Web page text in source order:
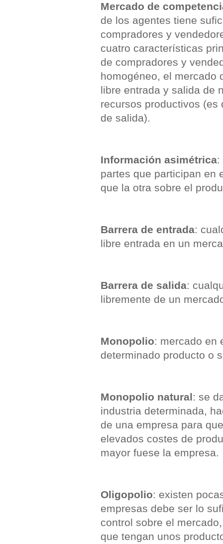
Mercado de
de los agentes tiene
compradores y
cuatro características
de compradores y
homogéneo, el mercado
libre entrada y salida de
recursos productivos (es
de salida).
Información asimétrica:
partes que participan en
que la otra sobre el
Barrera de entrada:
libre entrada en un
Barrera de salida:
libremente de un
Monopolio: mercado en
determinado producto o
Monopolio natural: se
industria determinada,
de una empresa para
elevados costes de
mayor fuese la empresa.
Oligopolio: existen
empresas debe ser lo
control sobre el
que tengan unos